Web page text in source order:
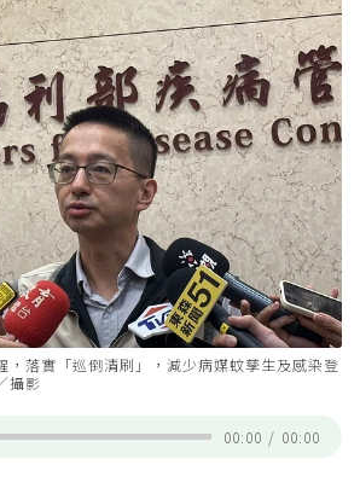
，落實「巡倒清刷」，減少病媒蚊孳生及感染登
攝影
00:00 / 00:00